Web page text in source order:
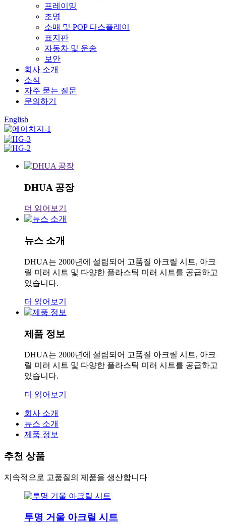
프레이밍
조명
소매 및 POP 디스플레이
표지판
자동차 및 운송
보안
회사 소개
소식
자주 묻는 질문
문의하기
English
DHUA 공장
더 읽어보기
뉴스 소개
DHUA는 2000년에 설립되어 고품질 아크릴 시트, 아크
릴 미러 시트 및 다양한 플라스틱 미러 시트를 공급하고
있습니다.
더 읽어보기
제품 정보
DHUA는 2000년에 설립되어 고품질 아크릴 시트, 아크
릴 미러 시트 및 다양한 플라스틱 미러 시트를 공급하고
있습니다.
더 읽어보기
회사 소개
뉴스 소개
제품 정보
추천 상품
지속적으로 고품질의 제품을 생산합니다
투명 거울 아크릴 시트